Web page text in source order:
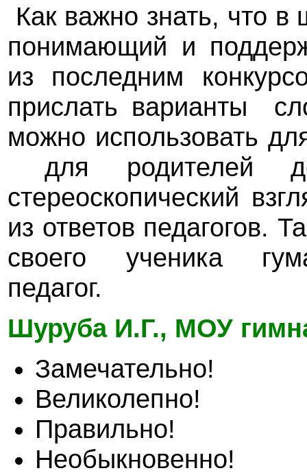
Как важно знать, что
понимающий и
из последним
прислать варианты
можно использовать
для родителей
стереоскопический
из ответов педагогов.
своего ученика
педагог.
Шуруба И.Г., МОУ
Замечательно!
Великолепно!
Правильно!
Необыкновенно!